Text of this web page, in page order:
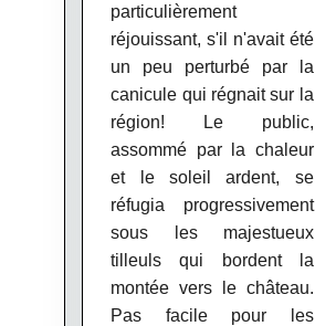
particulièrement
réjouissant, s'il n'avait été
un peu perturbé par la
canicule qui régnait sur la
région! Le public,
assommé par la chaleur
et le soleil ardent, se
réfugia progressivement
sous les majestueux
tilleuls qui bordent la
montée vers le château.
Pas facile pour les